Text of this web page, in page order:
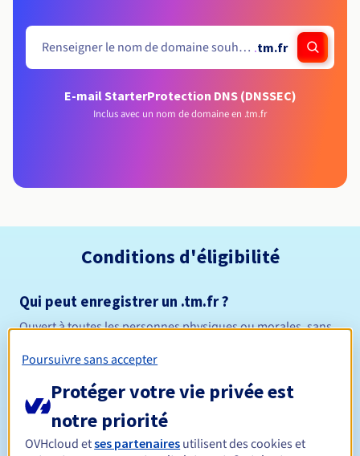
.tm.fr
E-mail StarterProtection DNS (DNSSEC)
Inclus avec un nom de domaine en .tm.fr
Conditions d'éligibilité
Qui peut enregistrer un .tm.fr ?
Ouvert à toutes les personnes physiques ou morales, sans
Durée de réservation
Poursuivre sans accepter
Protéger votre vie privée est
notre priorité
OVHcloud etses partenaires utilisent des cookies et